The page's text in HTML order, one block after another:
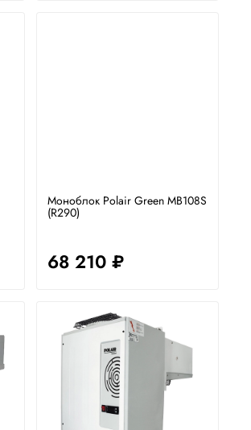
Моноблок Polair Green MB108S
(R290)
68 210 ₽